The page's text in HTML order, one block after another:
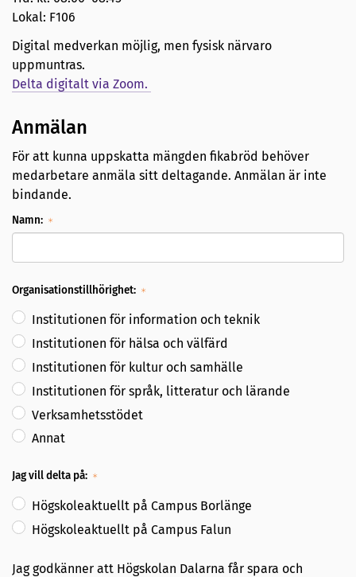
Lokal: F106
Digital medverkan möjlig, men fysisk närvaro
uppmuntras.
Delta digitalt via Zoom.
Anmälan
För att kunna uppskatta mängden fikabröd behöver
medarbetare anmäla sitt deltagande. Anmälan är inte
bindande.
Namn:
Organisationstillhörighet:
Institutionen för information och teknik
Institutionen för hälsa och välfärd
Institutionen för kultur och samhälle
Institutionen för språk, litteratur och lärande
Verksamhetsstödet
Annat
Jag vill delta på:
Högskoleaktuellt på Campus Borlänge
Högskoleaktuellt på Campus Falun
Jag godkänner att Högskolan Dalarna får spara och